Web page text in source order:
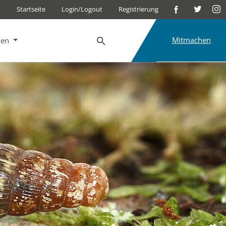
Startseite Login/Logout Registrierung
Mitmachen